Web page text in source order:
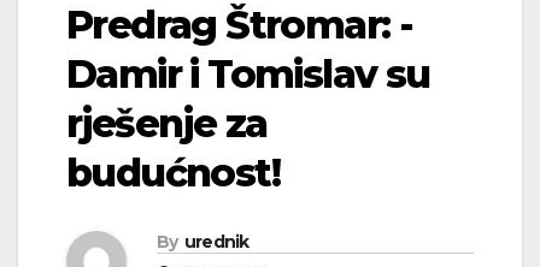
Predrag Štromar: -
Damir i Tomislav su
rješenje za
budućnost!
By urednik